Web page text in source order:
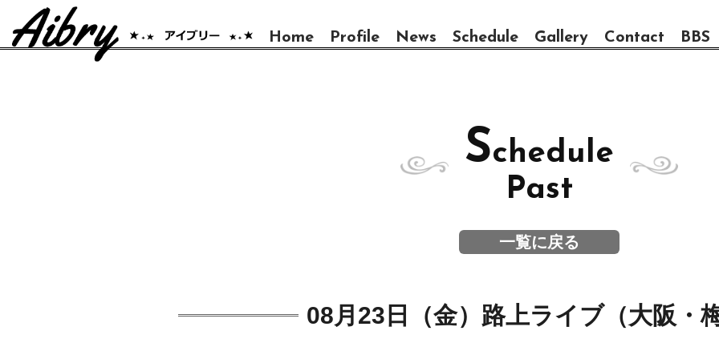
Home Profile News Schedule Gallery Contact BBS
Schedule
Past
一覧に戻る
08月23日（金） 路上ライブ（大阪・